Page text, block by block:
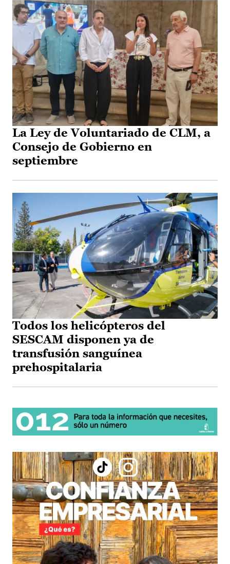
La Ley de Voluntariado de CLM, a
Consejo de Gobierno en
septiembre
Todos los helicópteros del
SESCAM disponen ya de
transfusión sanguínea
prehospitalaria